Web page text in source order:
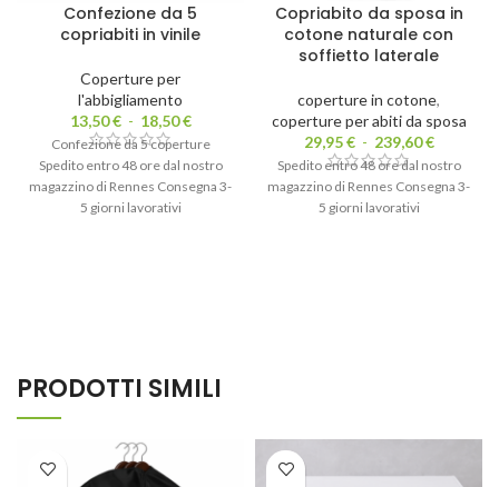
Confezione da 5
copriabiti in vinile
Coperture per
l'abbigliamento
13,50€ - 18,50€
Confezione da 5 coperture
Spedito entro 48 ore dal nostro
magazzino di Rennes Consegna 3-
5 giorni lavorativi
Copriabito da sposa in
cotone naturale con
soffietto laterale
coperture in cotone,
coperture per abiti da sposa
29,95€ - 239,60€
Spedito entro 48 ore dal nostro
magazzino di Rennes Consegna 3-
5 giorni lavorativi
PRODOTTI SIMILI